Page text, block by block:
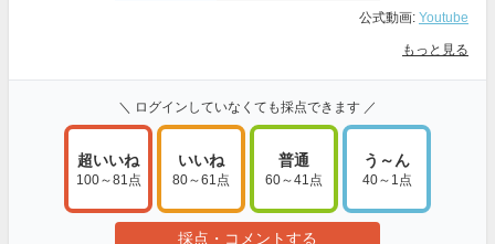
公式動画: Youtube
もっと見る
＼ ログインしていなくても採点できます ／
超いいね
100～81点
いいね
80～61点
普通
60～41点
う～ん
40～1点
採点・コメントする